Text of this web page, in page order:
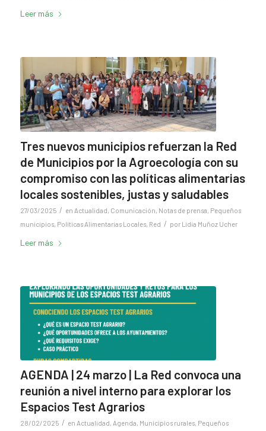
Leer más
Tres nuevos municipios refuerzan la Red
de Municipios por la Agroecología con su
compromiso con las políticas alimentarias
locales sostenibles, justas y saludables
27/03/2025 / en Actualidad, Comunicación, Notas de prensa, Pequeños
municipios, Políticas Alimentarias Locales, Red / por Lidia Muñoz Ucher
Leer más
AGENDA | 24 marzo | La Red convoca una
reunión a nivel interno para explorar los
Espacios Test Agrarios
28/02/2025 / en Actualidad, Agenda, Municipios rurales, Pequeños